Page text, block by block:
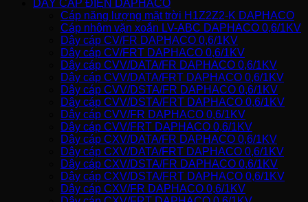
DÂY CÁP ĐIỆN DAPHACO
Cáp năng lượng mặt trời H1Z2Z2-K DAPHACO
Cáp nhôm vặn xoắn LV-ABC DAPHACO 0,6/1KV
Dây cáp CV/FR DAPHACO 0,6/1KV
Dây cáp CV/FRT DAPHACO 0,6/1KV
Dây cáp CVV/DATA/FR DAPHACO 0,6/1KV
Dây cáp CVV/DATA/FRT DAPHACO 0,6/1KV
Dây cáp CVV/DSTA/FR DAPHACO 0,6/1KV
Dây cáp CVV/DSTA/FRT DAPHACO 0,6/1KV
Dây cáp CVV/FR DAPHACO 0,6/1KV
Dây cáp CVV/FRT DAPHACO 0,6/1KV
Dây cáp CXV/DATA/FR DAPHACO 0,6/1KV
Dây cáp CXV/DATA/FRT DAPHACO 0,6/1KV
Dây cáp CXV/DSTA/FR DAPHACO 0,6/1KV
Dây cáp CXV/DSTA/FRT DAPHACO 0,6/1KV
Dây cáp CXV/FR DAPHACO 0,6/1KV